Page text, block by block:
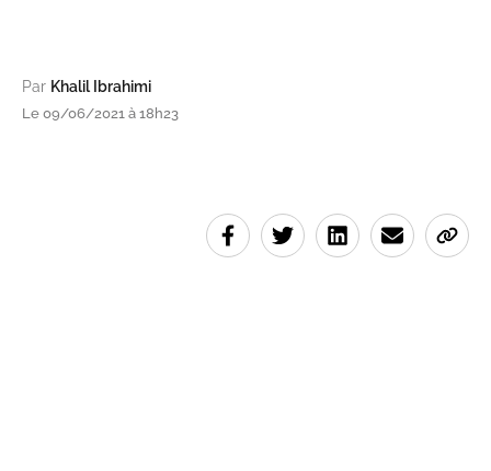
Par Khalil Ibrahimi
Le 09/06/2021 à 18h23